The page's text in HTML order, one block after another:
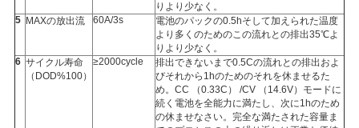
りより少なく。
5 MAXの放出流 60A/3s
電池のパックの0.5hそして加えられた温度
より多くのためのこの流れとの排出35℃よ
りより少なく。
6 サイクル寿命
（DOD%100）
≥2000cycle
排出できないまで0.5Cの流れとの排出およ
びそれから1hのためのそれを休ませるた
め。CC （0.33C） /CV （14.6V）モードに
続く電池を全能力に満たし、次に1hのため
の休ませなさい。完全な満たされた容量ま